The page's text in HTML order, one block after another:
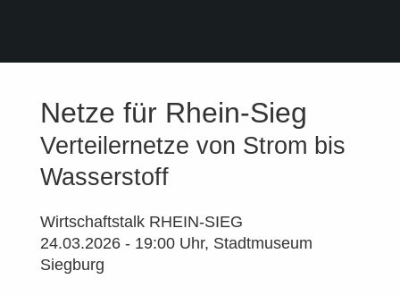
Netze für Rhein-Sieg
Verteilernetze von Strom bis
Wasserstoff
Wirtschaftstalk RHEIN-SIEG
24.03.2026 - 19:00 Uhr, Stadtmuseum
Siegburg